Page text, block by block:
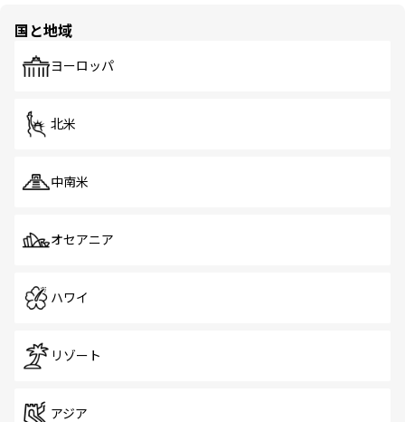
国と地域
ヨーロッパ
北米
中南米
オセアニア
ハワイ
リゾート
アジア